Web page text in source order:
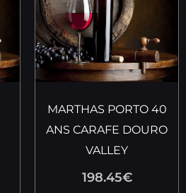
MARTHAS PORTO 40
ANS CARAFE DOURO
VALLEY
198.45€